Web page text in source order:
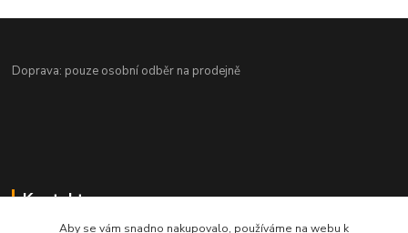
Doprava: pouze osobní odběr na prodejně
Kontakt
Aby se vám snadno nakupovalo, používáme na webu k